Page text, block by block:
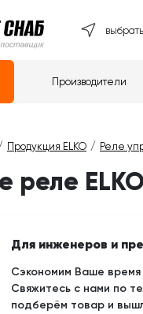
Производители
Продукция ELKO Реле
реле ELKO
Для инженеров и
Сэкономим Ваше
Свяжитесь с нами по
подберём товар и